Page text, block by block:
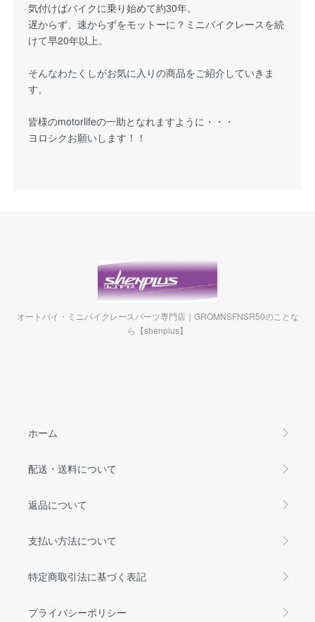
気付けばバイクに乗り始めて約30年。
遅からず、速からずをモットーに？ミニバイクレースを続
けて早20年以上。
そんなわたくしがお気に入りの商品をご紹介していきま
す。
皆様のmotorlifeの一助となれますように・・・
ヨロシクお願いします！！
オートバイ・ミニバイクレースパーツ専門店｜GROMNSFNSR50のことな
ら【shenplus】
ホーム
配送・送料について
返品について
支払い方法について
特定商取引法に基づく表記
プライバシーポリシー